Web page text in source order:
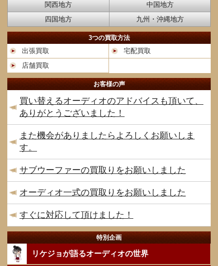
関西地方
中国地方
四国地方
九州・沖縄地方
3つの買取方法
出張買取
宅配買取
店舗買取
お客様の声
買い替えるオーディオのアドバイスも頂いて、
ありがとうございました！
また機会がありましたらよろしくお願いしま
す。
サブウーファーの買取りをお願いしました
オーディオ一式の買取りをお願いしました
すぐに対応して頂けました！
特別企画
リケジョが語るオーディオの世界